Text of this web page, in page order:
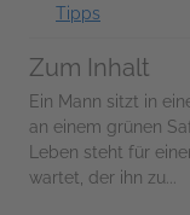
Tipps
Zum Inhalt
Ein Mann sitzt in
an einem grünen
Leben steht für
wartet, der ihn zu...